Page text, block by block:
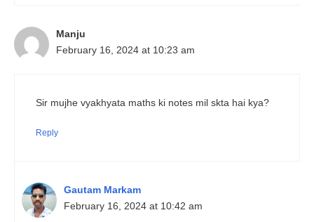
Manju
February 16, 2024 at 10:23 am
Sir mujhe vyakhyata maths ki notes mil skta hai kya?
Reply
Gautam Markam
February 16, 2024 at 10:42 am